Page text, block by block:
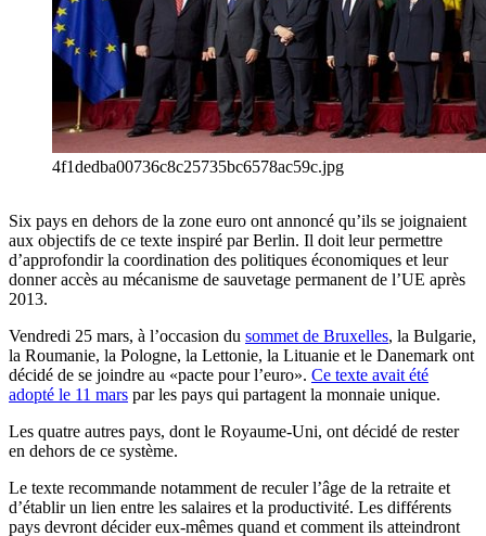
4f1dedba00736c8c25735bc6578ac59c.jpg
Six pays en dehors de la zone euro ont annoncé qu’ils se joignaient
aux objectifs de ce texte inspiré par Berlin. Il doit leur permettre
d’approfondir la coordination des politiques économiques et leur
donner accès au mécanisme de sauvetage permanent de l’UE après
2013.
Vendredi 25 mars, à l’occasion du sommet de Bruxelles, la Bulgarie,
la Roumanie, la Pologne, la Lettonie, la Lituanie et le Danemark ont
décidé de se joindre au «pacte pour l’euro». Ce texte avait été
adopté le 11 mars par les pays qui partagent la monnaie unique.
Les quatre autres pays, dont le Royaume-Uni, ont décidé de rester
en dehors de ce système.
Le texte recommande notamment de reculer l’âge de la retraite et
d’établir un lien entre les salaires et la productivité. Les différents
pays devront décider eux-mêmes quand et comment ils atteindront